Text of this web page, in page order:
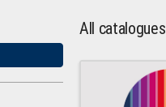
All catalogues